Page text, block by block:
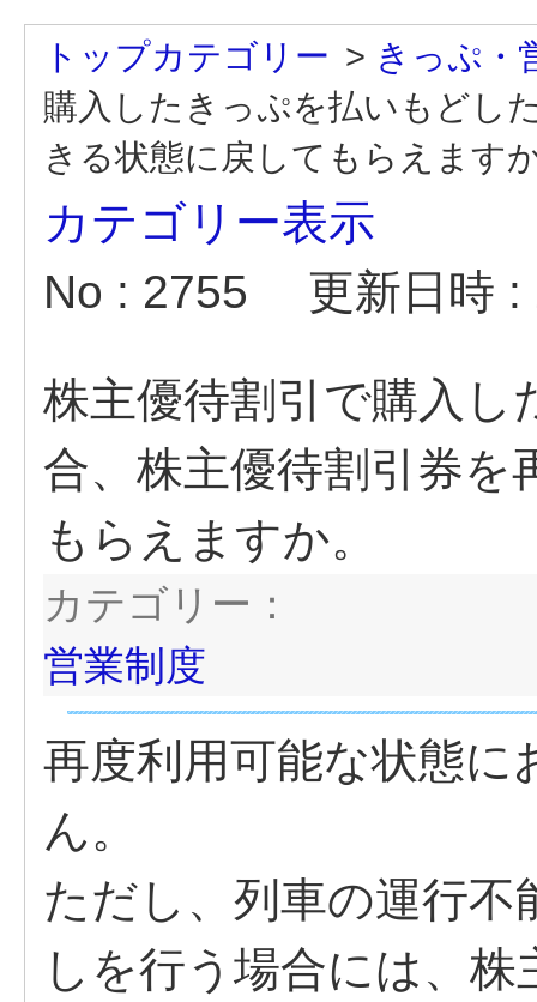
トップカテゴリー > きっぷ・
購入したきっぷを払いもどし
きる状態に戻してもらえます
カテゴリー表示
No : 2755
更新日時
株主優待割引で購入
合、株主優待割引券を
もらえますか。
カテゴリー：
営業制度
再度利用可能な状態
ん。
ただし、列車の運行
しを行う場合には、